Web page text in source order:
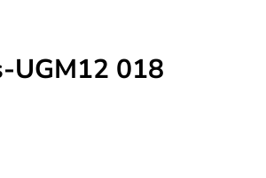
UGM12 018